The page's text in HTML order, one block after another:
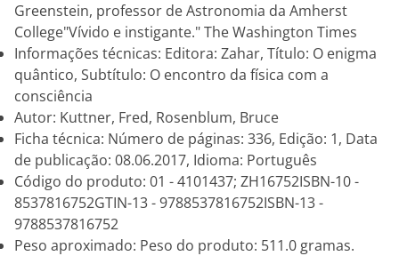
Greenstein, professor de Astronomia da Amherst
College"Vívido e instigante." The Washington Times
Informações técnicas: Editora: Zahar, Título: O enigma
quântico, Subtítulo: O encontro da física com a
consciência
Autor: Kuttner, Fred, Rosenblum, Bruce
Ficha técnica: Número de páginas: 336, Edição: 1, Data
de publicação: 08.06.2017, Idioma: Português
Código do produto: 01 - 4101437; ZH16752ISBN-10 -
8537816752GTIN-13 - 9788537816752ISBN-13 -
9788537816752
Peso aproximado: Peso do produto: 511.0 gramas.